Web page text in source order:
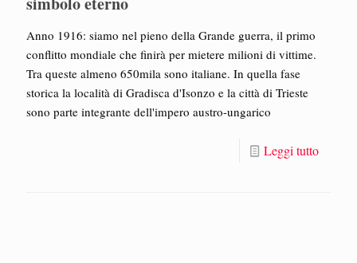
Anno 1916: siamo nel pieno della Grande guerra, il primo
conflitto mondiale che finirà per mietere milioni di vittime.
Tra queste almeno 650mila sono italiane. In quella fase
storica la località di Gradisca d'Isonzo e la città di Trieste
sono parte integrante dell'impero austro-ungarico
Leggi tutto